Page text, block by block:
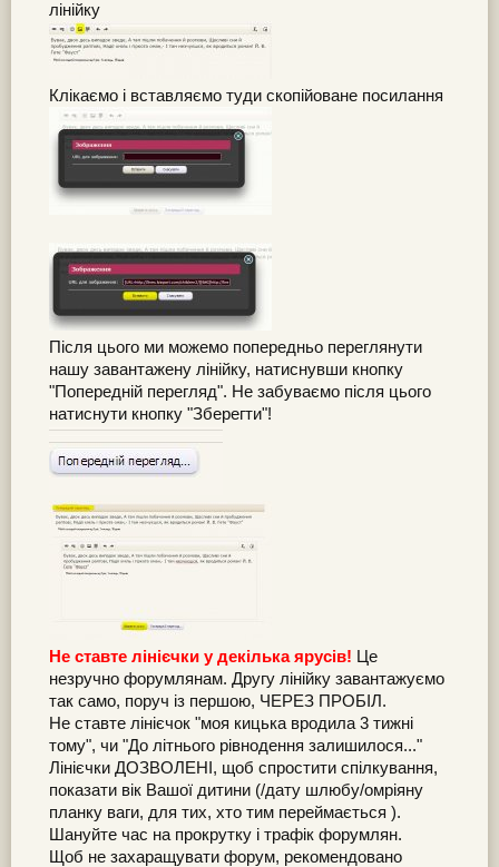
лінійку
Клікаємо і вставляємо туди скопійоване посилання
Після цього ми можемо попередньо переглянути
нашу завантажену лінійку, натиснувши кнопку
"Попередній перегляд". Не забуваємо після цього
натиснути кнопку "Зберегти"!
Не ставте лінієчки у декілька ярусів! Це
незручно форумлянам. Другу лінійку завантажуємо
так само, поруч із першою, ЧЕРЕЗ ПРОБІЛ.
Не ставте лінієчок "моя кицька вродила 3 тижні
тому", чи "До літнього рівнодення залишилося..."
Лінієчки ДОЗВОЛЕНІ, щоб спростити спілкування,
показати вік Вашої дитини (/дату шлюбу/омріяну
планку ваги, для тих, хто тим переймається ).
Шануйте час на прокрутку і трафік форумлян.
Щоб не захаращувати форум, рекомендовано